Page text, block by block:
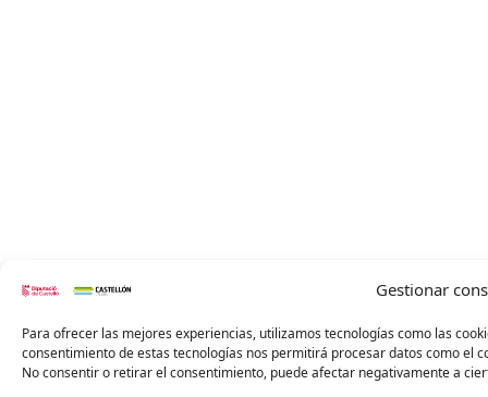
Gestionar
Para ofrecer las mejores experiencias, utilizamos tecnologías como las
consentimiento de estas tecnologías nos permitirá procesar datos como el
No consentir o retirar el consentimiento, puede afectar negativamente a